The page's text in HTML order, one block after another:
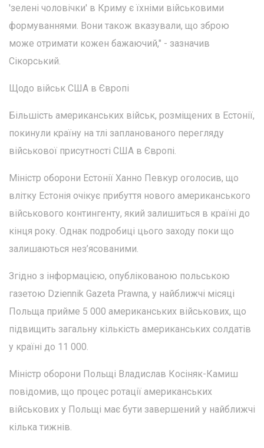
'зелені чоловічки' в Криму є їхніми військовими
формуваннями. Вони також вказували, що зброю
може отримати кожен бажаючий," - зазначив
Сікорський.
Щодо військ США в Європі
Більшість американських військ, розміщених в Естонії,
покинули країну на тлі запланованого перегляду
військової присутності США в Європі.
Міністр оборони Естонії Ханно Певкур оголосив, що
влітку Естонія очікує прибуття нового американського
військового контингенту, який залишиться в країні до
кінця року. Однак подробиці цього заходу поки що
залишаються нез’ясованими.
Згідно з інформацією, опублікованою польською
газетою Dziennik Gazeta Prawna, у найближчі місяці
Польща прийме 5 000 американських військових, що
підвищить загальну кількість американських солдатів
у країні до 11 000.
Міністр оборони Польщі Владислав Косіняк-Камиш
повідомив, що процес ротації американських
військових у Польщі має бути завершений у найближчі
кілька тижнів.